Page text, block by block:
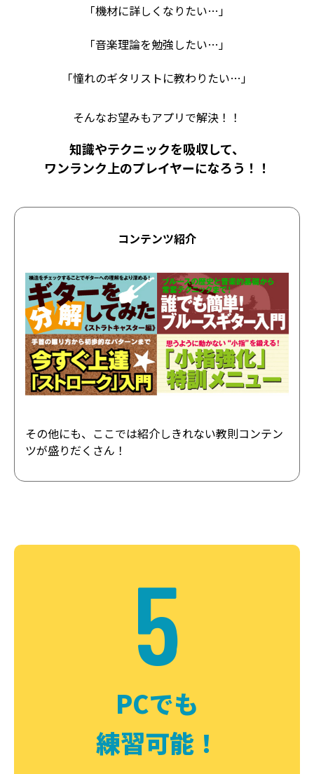
「機材に詳しくなりたい…」
「音楽理論を勉強したい…」
「憧れのギタリストに教わりたい…」
そんなお望みもアプリで解決！！
知識やテクニックを吸収して、
ワンランク上のプレイヤーになろう！！
コンテンツ紹介
その他にも、ここでは紹介しきれない教則コンテン
ツが盛りだくさん！
5
PCでも
練習可能！